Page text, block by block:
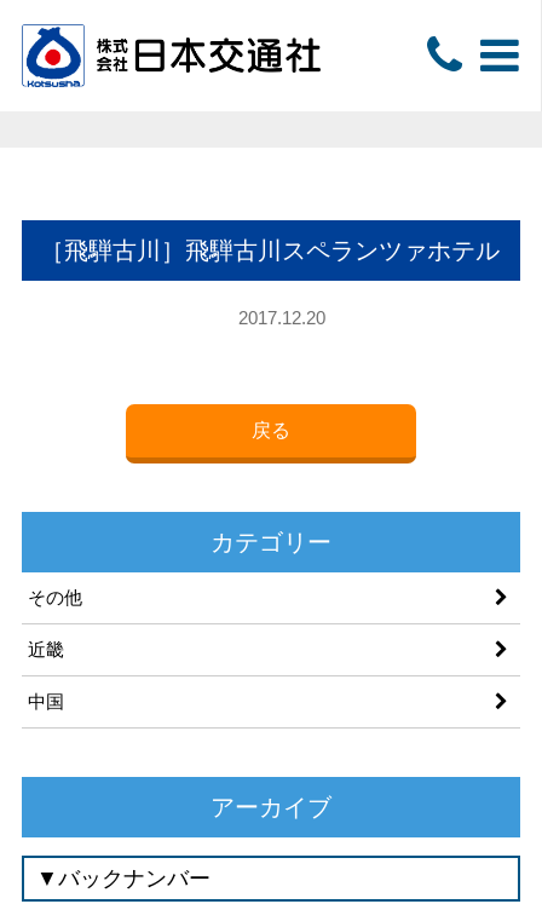
［飛騨古川］飛騨古川スペランツァホテル
2017.12.20
戻る
カテゴリー
その他
近畿
中国
アーカイブ